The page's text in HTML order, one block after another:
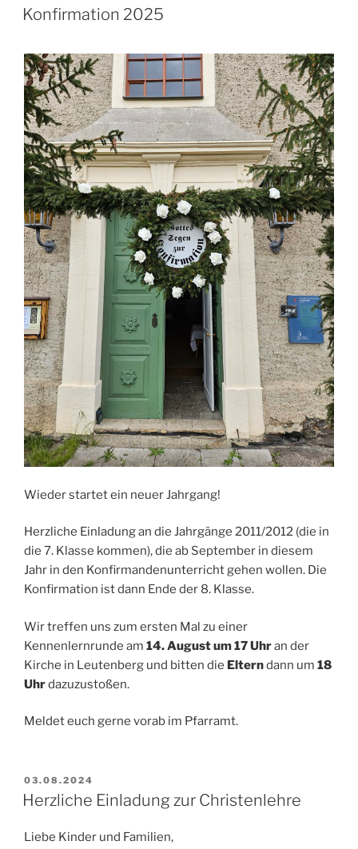
AM
Konfirmation 2025
Wieder startet ein neuer Jahrgang!
Herzliche Einladung an die Jahrgänge 2011/2012 (die in
die 7. Klasse kommen), die ab September in diesem
Jahr in den Konfirmandenunterricht gehen wollen. Die
Konfirmation ist dann Ende der 8. Klasse.
Wir treffen uns zum ersten Mal zu einer
Kennenlernrunde am 14. August um 17 Uhran der
Kirche in Leutenberg und bitten die Elterndann um 18
Uhrdazuzustoßen.
Meldet euch gerne vorab im Pfarramt.
VERÖFFENTLICHT
AM
03.08.2024
Herzliche Einladung zur Christenlehre
Liebe Kinder und Familien,